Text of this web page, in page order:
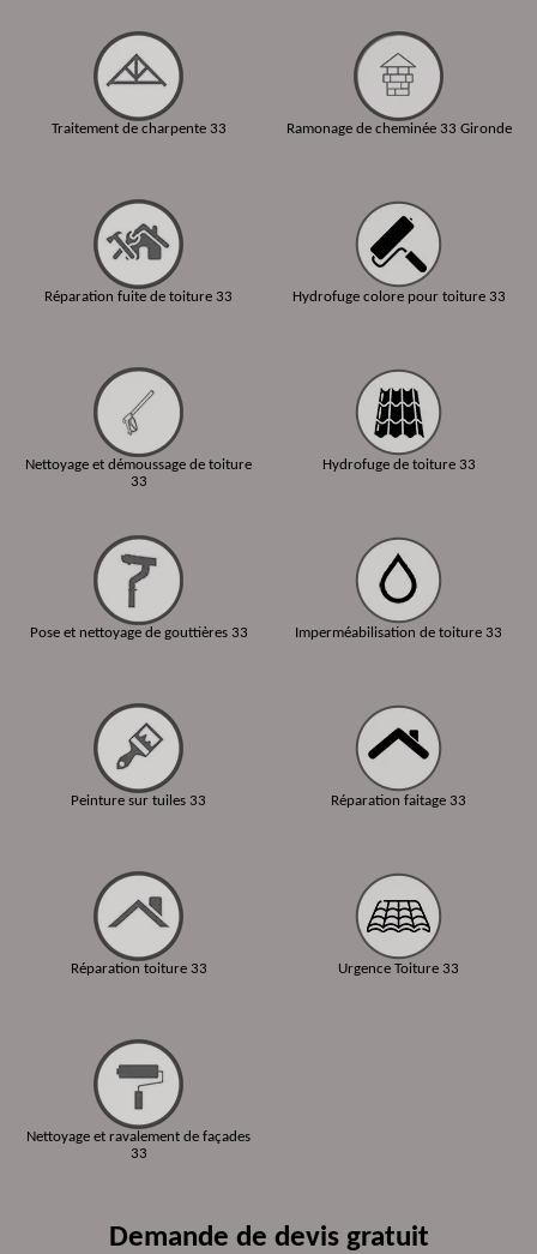
Traitement de charpente 33
Réparation fuite de toiture 33
Nettoyage et démoussage de toiture
33
Pose et nettoyage de gouttières 33
Peinture sur tuiles 33
Réparation toiture 33
Nettoyage et ravalement de façades
33
Ramonage de cheminée 33 Gironde
Hydrofuge colore pour toiture 33
Hydrofuge de toiture 33
Imperméabilisation de toiture 33
Réparation faitage 33
Urgence Toiture 33
Demande de devis gratuit